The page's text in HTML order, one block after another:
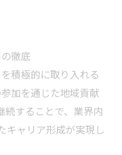
徹底
積極的に取り入れる
加を通じた地域貢献
続することで、業界内
キャリア形成が実現し